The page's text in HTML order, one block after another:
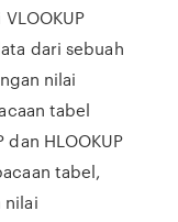
dari sebuah
nilai
tabel
dan HLOOKUP
tabel,
nilai